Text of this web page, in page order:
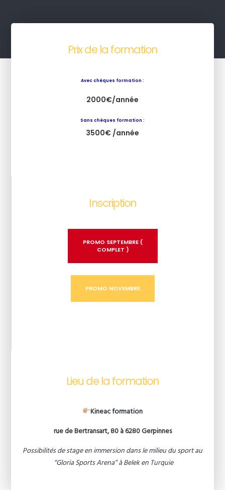
Prix de la formation
Avec chèques formation :
2000€/année
Sans chèques formation :
3500€ /année
Inscription
PROMO SEPTEMBRE (
COMPLET )
PROMO NOVEMBRE
Lieu de la formation
Kineac formation
rue de Bertransart, 80 à 6280 Gerpinnes
Possibilités de stage en immersion dans le milieu du sport au
“Gloria Sports Arena” à Belek en Turquie